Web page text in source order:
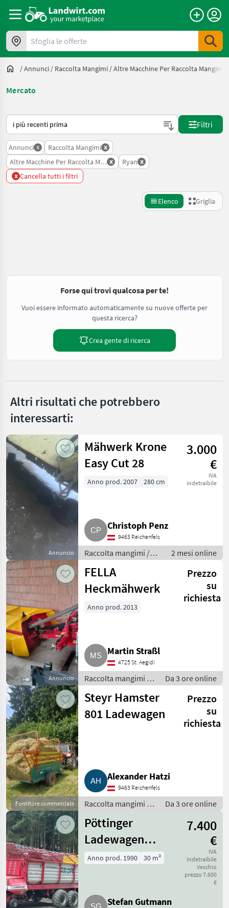
Sfoglia le offerte
/Annunci / Raccolta Mangimi /Altre Macchine Per Raccolta Mangimi
Mercato
Ecco come viene ordinato su Landwirt.com
Filtri
Annunci x Raccolta Mangimi x
Altre Macchine Per Raccolta Mangimi
x Ryan x
x Cancella tutti i filtri
Elenco Griglia
Forse qui trovi qualcosa per te!
Vuoi essere informato automaticamente su nuove offerte per
questa ricerca?
Crea gente di ricerca
Altri risultati che potrebbero
interessarti:
Annuncio
Mähwerk Krone
Easy Cut 28
3.000
€
IVA
indetraibile
Anno prod. 2007 280 cm
Christoph Penz
9463 Reichenfels
Raccolta mangimi /
Mietitrici
2 mesi online
Annuncio
FELLA
Heckmähwerk
Prezzo
su
richiesta
Anno prod. 2013
Martin Straßl
4725 St. Aegidi
Raccolta mangimi /
Mietitrici
Da 3 ore online
Fornitore commerciale
Steyr Hamster
801 Ladewagen
Prezzo
su
richiesta
Alexander Hatzi
9463 Reichenfels
Raccolta mangimi /
Da 3 ore online
Pöttinger
Ladewagen
Ernteprofi
7.400
€
IVA
indetraibile
Vecchio
prezzo 7.600
€
Anno prod. 1990 30 m³
Stefan Gutmann